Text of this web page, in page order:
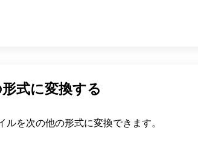
式に変換する
、 AZW3ファイルを次の他の形式に変換できます。